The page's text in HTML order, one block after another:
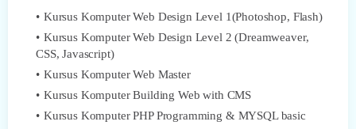
Kursus Komputer Web Design Level 1(Photoshop, Flash)
Kursus Komputer Web Design Level 2 (Dreamweaver,
CSS, Javascript)
Kursus Komputer Web Master
Kursus Komputer Building Web with CMS
Kursus Komputer PHP Programming & MYSQL basic